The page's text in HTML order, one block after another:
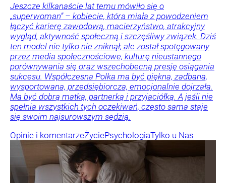
Jeszcze kilkanaście lat temu mówiło się o
„superwoman” – kobiecie, która miała z powodzeniem
łączyć karierę zawodową, macierzyństwo, atrakcyjny
wygląd, aktywność społeczną i szczęśliwy związek. Dziś
ten model nie tylko nie zniknął, ale został spotęgowany
przez media społecznościowe, kulturę nieustannego
porównywania się oraz wszechobecną presję osiągania
sukcesu. Współczesna Polka ma być piękna, zadbana,
wysportowana, przedsiębiorcza, emocjonalnie dojrzała.
Ma być dobrą matką, partnerką i przyjaciółką. A jeśli nie
spełnia wszystkich tych oczekiwań, często sama staje
się swoim najsurowszym sędzią.
Opinie i komentarzeŻyciePsychologiaTylko u Nas